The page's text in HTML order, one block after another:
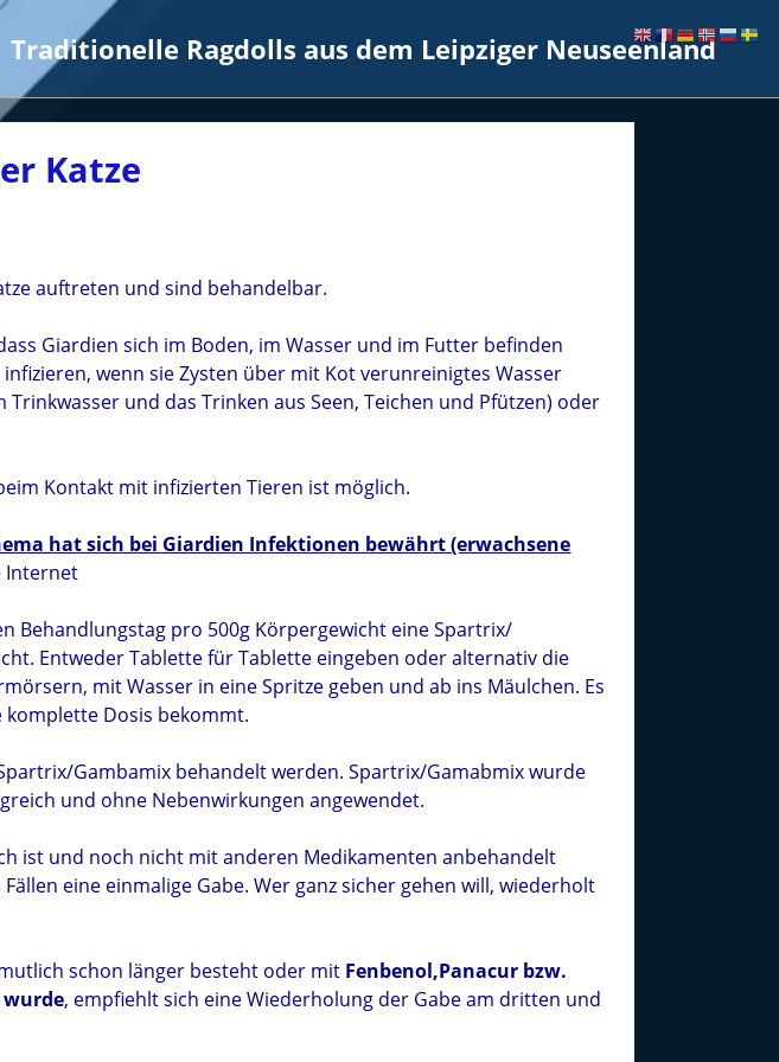
Traditionelle Ragdolls aus dem Leipziger Neuseenland
Katze
auftreten und sind behandelbar.
Giardien sich im Boden, im Wasser und im Futter befinden
wenn sie Zysten über mit Kot verunreinigtes Wasser
und das Trinken aus Seen, Teichen und Pfützen) oder
Kontakt mit infizierten Tieren ist möglich.
hat sich bei Giardien Infektionen bewährt (erwachsene
Internet
Behandlungstag pro 500g Körpergewicht eine Spartrix/
Entweder Tablette für Tablette eingeben oder alternativ die
mit Wasser in eine Spritze geben und ab ins Mäulchen. Es
komplette Dosis bekommt.
Gambamix behandelt werden. Spartrix/Gamabmix wurde
und ohne Nebenwirkungen angewendet.
ist und noch nicht mit anderen Medikamenten anbehandelt
eine einmalige Gabe. Wer ganz sicher gehen will, wiederholt
schon länger besteht oder mit Fenbenol,Panacur bzw.
, empfiehlt sich eine Wiederholung der Gabe am dritten und